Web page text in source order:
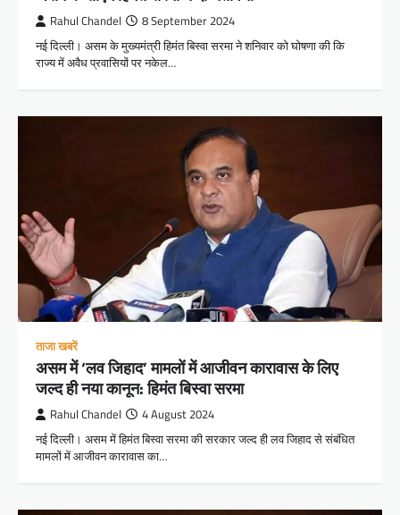
Rahul Chandel 8 September 2024
नई दिल्ली। असम के मुख्यमंत्री हिमंत बिस्वा सरमा ने शनिवार को घोषणा की कि
राज्य में अवैध प्रवासियों पर नकेल…
ताजा खबरें
असम में ‘लव जिहाद’ मामलों में आजीवन कारावास के लिए
जल्द ही नया कानून: हिमंत बिस्वा सरमा
Rahul Chandel 4 August 2024
नई दिल्ली। असम में हिमंत बिस्वा सरमा की सरकार जल्द ही लव जिहाद से संबंधित
मामलों में आजीवन कारावास का…